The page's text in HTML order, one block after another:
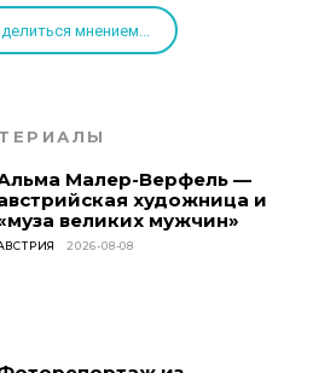
мнением...
Малер-Верфель —
художница и
великих мужчин»
2026-08-08